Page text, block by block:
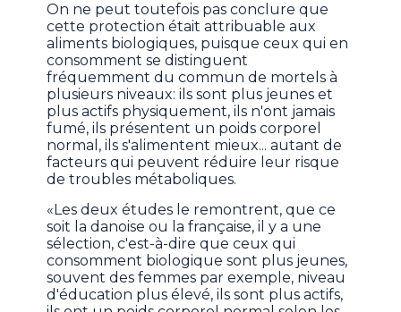
On ne peut toutefois pas conclure que
cette protection était attribuable aux
aliments biologiques, puisque ceux qui en
consomment se distinguent
fréquemment du commun de mortels à
plusieurs niveaux: ils sont plus jeunes et
plus actifs physiquement, ils n'ont jamais
fumé, ils présentent un poids corporel
normal, ils s'alimentent mieux... autant de
facteurs qui peuvent réduire leur risque
de troubles métaboliques.
«Les deux études le remontrent, que ce
soit la danoise ou la française, il y a une
sélection, c'est-à-dire que ceux qui
consomment biologique sont plus jeunes,
souvent des femmes par exemple, niveau
d'éducation plus élevé, ils sont plus actifs,